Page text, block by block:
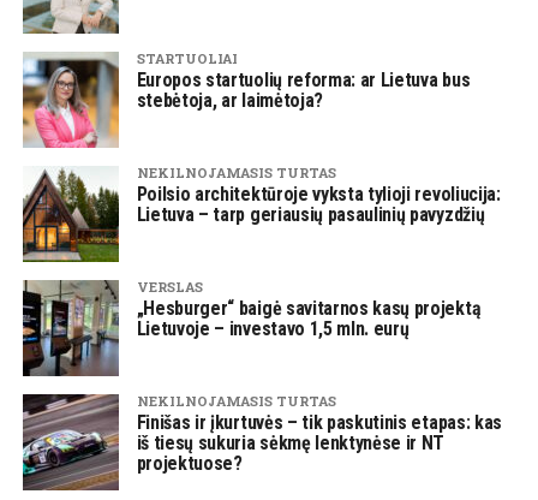
STARTUOLIAI
Europos startuolių reforma: ar Lietuva bus
stebėtoja, ar laimėtoja?
NEKILNOJAMASIS TURTAS
Poilsio architektūroje vyksta tylioji revoliucija:
Lietuva – tarp geriausių pasaulinių pavyzdžių
VERSLAS
„Hesburger“ baigė savitarnos kasų projektą
Lietuvoje – investavo 1,5 mln. eurų
NEKILNOJAMASIS TURTAS
Finišas ir įkurtuvės – tik paskutinis etapas: kas
iš tiesų sukuria sėkmę lenktynėse ir NT
projektuose?